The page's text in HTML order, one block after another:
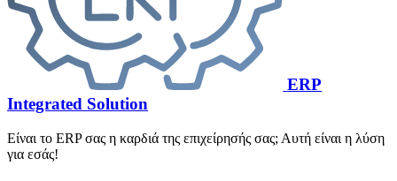
ERP
Integrated Solution
Είναι το ERP σας η καρδιά της επιχείρησής σας; Αυτή είναι η λύση
για εσάς!